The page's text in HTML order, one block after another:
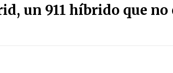
de su historia
11 months ago
un 911 híbrido que no